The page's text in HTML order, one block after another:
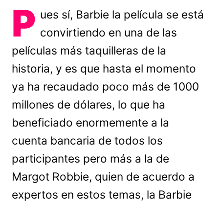
P ues sí, Barbie la película se está
convirtiendo en una de las
películas más taquilleras de la
historia, y es que hasta el momento
ya ha recaudado poco más de 1000
millones de dólares, lo que ha
beneficiado enormemente a la
cuenta bancaria de todos los
participantes pero más a la de
Margot Robbie, quien de acuerdo a
expertos en estos temas, la Barbie